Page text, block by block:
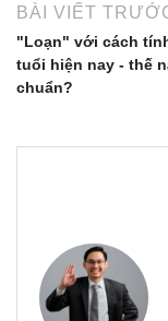
BÀI VIẾT
"Loạn" với cách
tuổi hiện nay - thế
chuẩn?